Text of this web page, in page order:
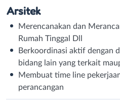
Arsitek
Merencanakan dan
Rumah Tinggal Dll
Berkoordinasi aktif dengan
bidang lain yang terkait
Membuat time line
perancangan